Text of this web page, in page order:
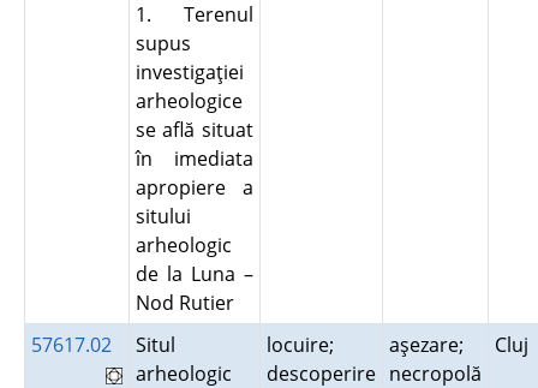
1. Terenul
supus
investigaţiei
arheologice
se află situat
în imediata
apropiere a
sitului
arheologic
de la Luna –
Nod Rutier
57617.02
Situl
arheologic
locuire;
descoperire
aşezare;
necropolă
Cluj